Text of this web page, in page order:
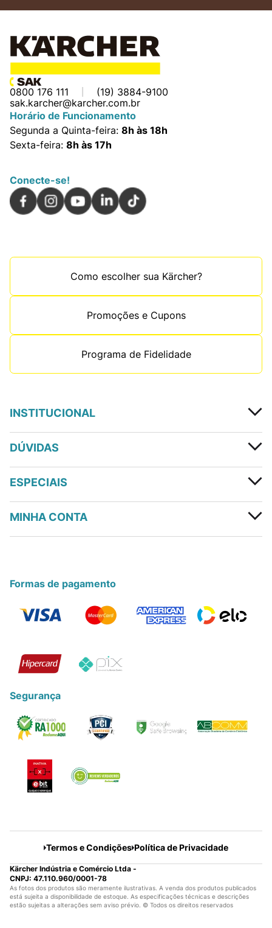
0800 176 111
(19) 3884-9100
sak.karcher@karcher.com.br
Horário de Funcionamento
Segunda a Quinta-feira: 8h às 18h
Sexta-feira: 8h às 17h
Conecte-se!
Como escolher sua Kärcher?
Promoções e Cupons
Programa de Fidelidade
INSTITUCIONAL
DÚVIDAS
ESPECIAIS
MINHA CONTA
Formas de pagamento
Segurança
Termos e Condições Política de Privacidade
Kärcher Indústria e Comércio Ltda -
CNPJ: 47.110.960/0001-78
As fotos dos produtos são meramente ilustrativas. A venda dos produtos publicados
está sujeita a disponibilidade de estoque. As especificações técnicas e descrições
estão sujeitas a alterações sem aviso prévio. © Todos os direitos reservados